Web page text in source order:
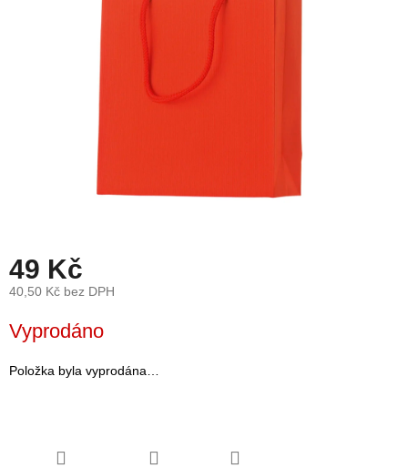
Novinky
Prodejny
Přihlášení
49 Kč
40,50 Kč bez DPH
cena:
Vyprodáno
Položka byla vyprodána…